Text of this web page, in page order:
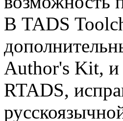
В TADS
Author's Kit, и
RTADS,